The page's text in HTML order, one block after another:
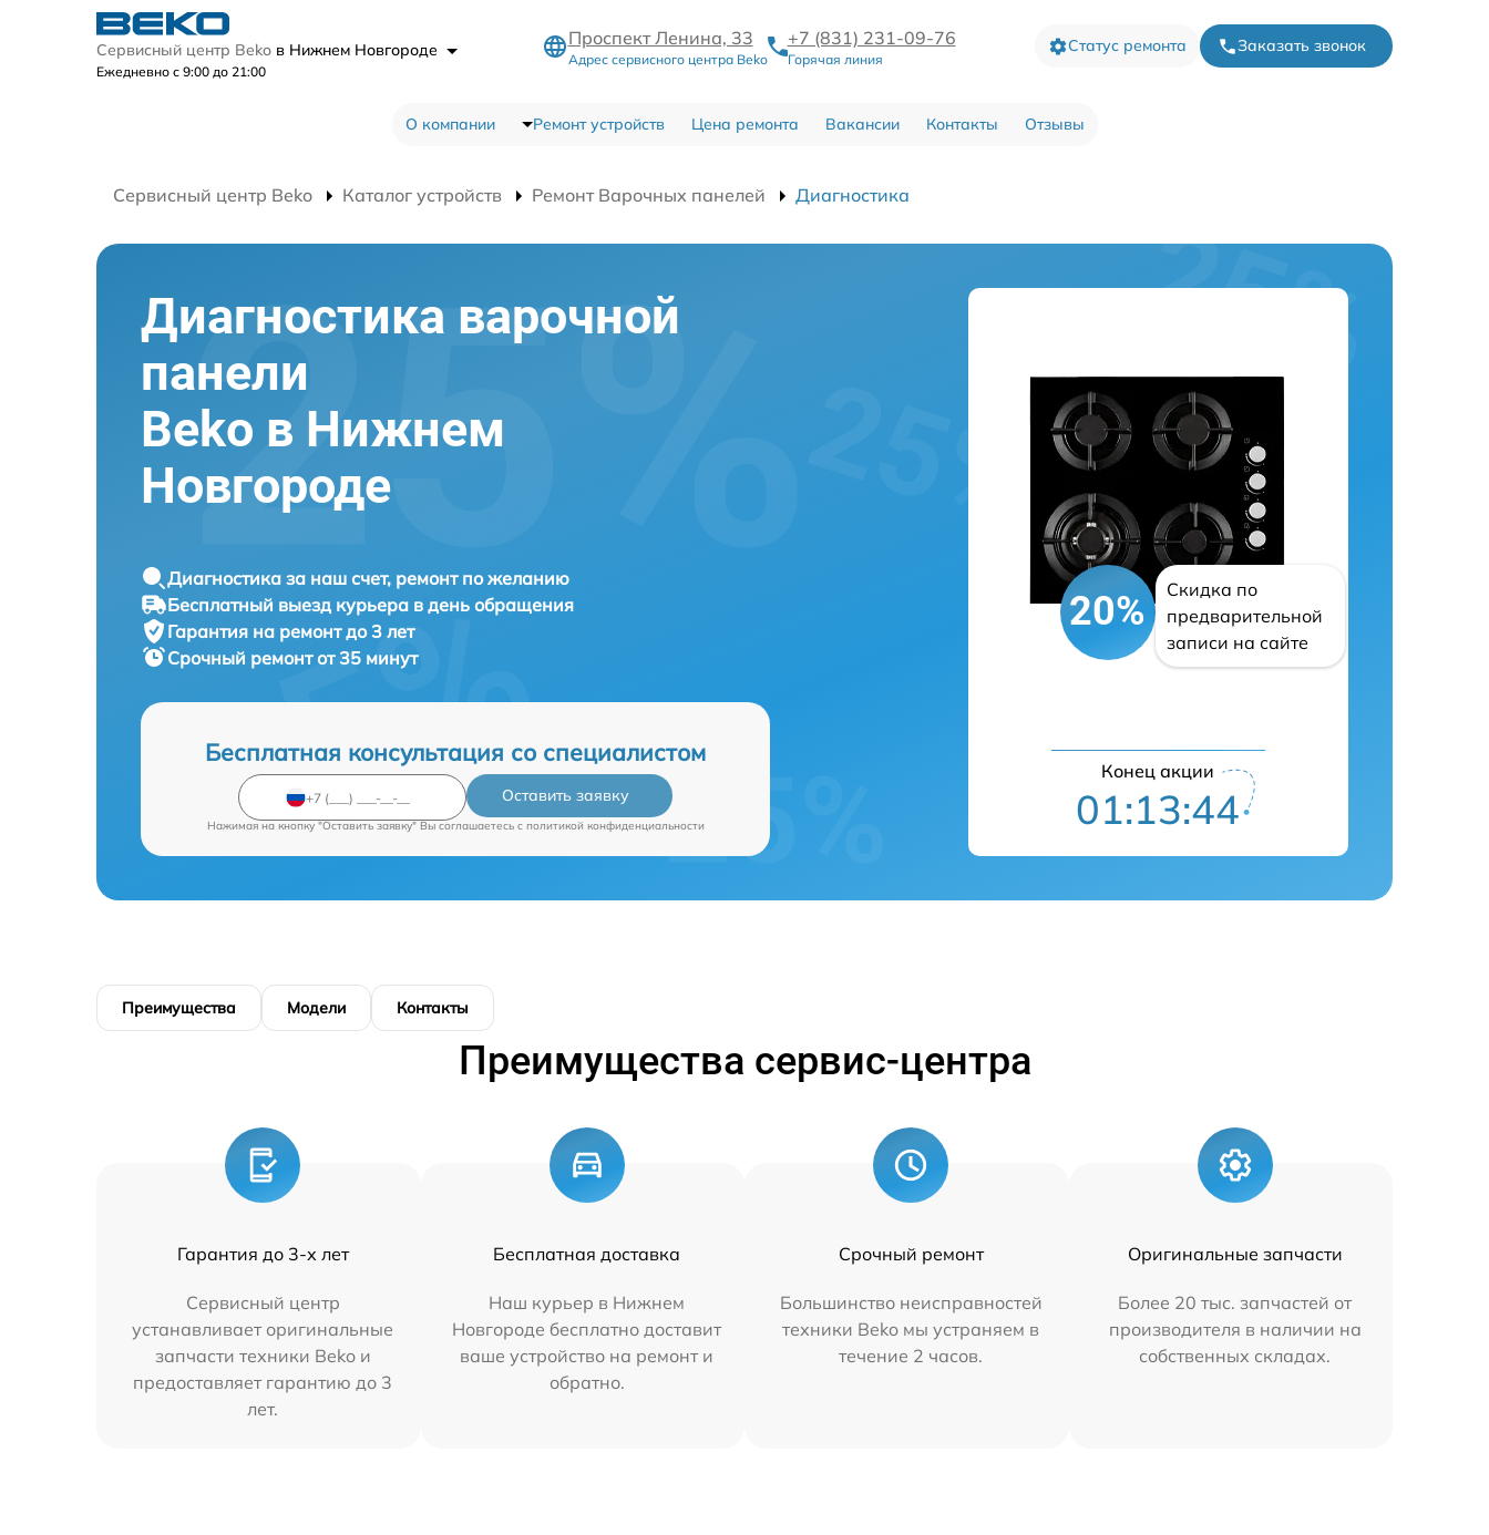
Сервисный центр Beko в Нижнем Новгороде
Ежедневно с 9:00 до 21:00
Проспект Ленина, 33
Адрес сервисного центра Beko
+7 (831) 231-09-76
Горячая линия
Статус ремонта Заказать звонок
О компании Ремонт устройств Цена ремонта Вакансии Контакты Отзывы
Сервисный центр Beko Каталог устройств Ремонт Варочных панелей Диагностика
Диагностика варочной
панели
Beko в Нижнем
Новгороде
Диагностика за наш счет, ремонт по желанию
Бесплатный выезд курьера в день обращения
Гарантия на ремонт до 3 лет
Срочный ремонт от 35 минут
Бесплатная консультация со специалистом
Оставить заявку
Нажимая на кнопку "Оставить заявку" Вы соглашаетесь c политикой конфиденциальности
20%
Скидка по
предварительной
записи на сайте
Конец акции
01:13:43
Преимущества Модели Контакты
Преимущества сервис-центра
Гарантия до 3-х лет
Сервисный центр
устанавливает оригинальные
запчасти техники Beko и
предоставляет гарантию до 3
лет.
Бесплатная доставка
Наш курьер в Нижнем
Новгороде бесплатно доставит
ваше устройство на ремонт и
обратно.
Срочный ремонт
Большинство неисправностей
техники Beko мы устраняем в
течение 2 часов.
Оригинальные запчасти
Более 20 тыс. запчастей от
производителя в наличии на
собственных складах.